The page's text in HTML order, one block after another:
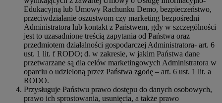
Edukacyjną lub Umowy Rachunku Demo, bezpieczeństwo,
przeciwdziałanie oszustwom czy marketing bezpośredni
Administratora lub kontakt z Państwem, gdy w szczególności
jest to uzasadnione treścią zapytania od Państwa oraz
przedmiotem działalności gospodarczej Administratora- art. 6
ust. 1 lit. f RODO; d. w zakresie, w jakim Państwa dane
przetwarzane są dla celów marketingowych Administratora w
oparciu o udzieloną przez Państwa zgodę – art. 6 ust. 1 lit. a
RODO.
Przysługuje Państwu prawo dostępu do danych osobowych,
prawo ich sprostowania, usunięcia, a także prawo